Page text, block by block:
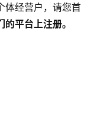
体经营户，请您首
平台上注册。